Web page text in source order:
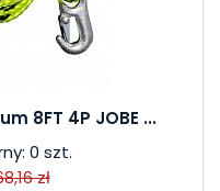
8FT 4P JOBE ...
0 szt.
zł